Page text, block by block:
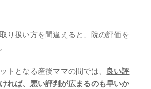
り扱い方を間違えると、院の評価を
トとなる産後ママの間では、 良い評
れば、悪い評判が広まるのも早いか